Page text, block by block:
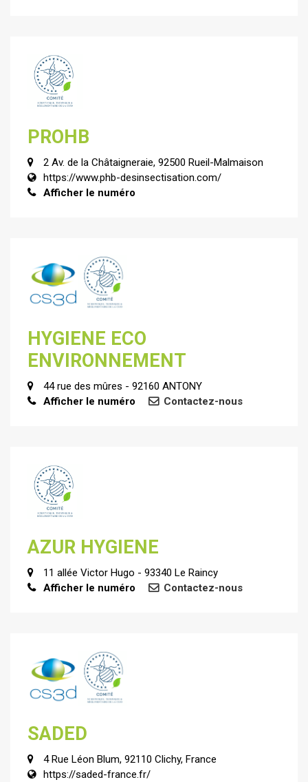
PROHB
2 Av. de la Châtaigneraie, 92500 Rueil-Malmaison
https://www.phb-desinsectisation.com/
Afficher le numéro
HYGIENE ECO
ENVIRONNEMENT
44 rue des mûres - 92160 ANTONY
Afficher le numéro
Contactez-nous
AZUR HYGIENE
11 allée Victor Hugo - 93340 Le Raincy
Afficher le numéro
Contactez-nous
SADED
4 Rue Léon Blum, 92110 Clichy, France
https://saded-france.fr/